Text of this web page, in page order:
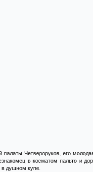
палаты Четвероруков, его
в косматом пальто и
в душном купе.